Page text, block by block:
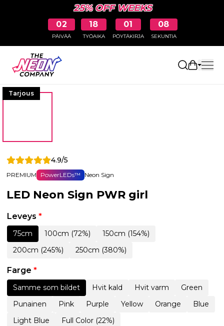
25% OFF WEEKS
02
PÄIVÄÄ
18
TYÖAIKA
01
PÖYTÄKIRJA
08
SEKUNTIA
Avaa
Tarjous
4.9/5
PREMIUM PowerLEDs™ Neon Sign
LED Neon Sign PWR girl
Leveys *
75cm 100cm (72%)
150cm (154%)
200cm (245%)
250cm (380%)
Farge *
Samme som bildet Hvit kald Hvit varm
Green
Punainen
Pink Purple Yellow Orange
Blue
Light Blue
Full Color (22%)